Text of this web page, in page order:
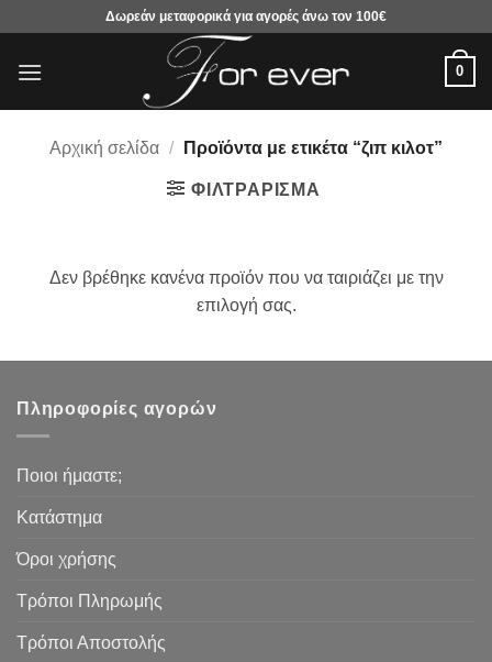
περιεχόμενο
Δωρεάν μεταφορικά για αγορές άνω τον 100€
0
Αρχική σελίδα / Προϊόντα με ετικέτα “ζιπ κιλοτ”
ΦΙΛΤΡΆΡΙΣΜΑ
Δεν βρέθηκε κανένα προϊόν που να ταιριάζει με την
επιλογή σας.
Πληροφορίες αγορών
Ποιοι ήμαστε;
Κατάστημα
Όροι χρήσης
Τρόποι Πληρωμής
Τρόποι Αποστολής